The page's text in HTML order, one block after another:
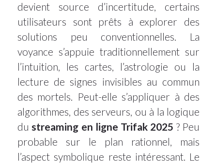
devient source d’incertitude, certains
utilisateurs sont prêts à explorer des
solutions peu conventionnelles. La
voyance s’appuie traditionnellement sur
l’intuition, les cartes, l’astrologie ou la
lecture de signes invisibles au commun
des mortels. Peut-elle s’appliquer à des
algorithmes, des serveurs, ou à la logique
dustreaming en ligne Trifak 2025 ? Peu
probable sur le plan rationnel, mais
l’aspect symbolique reste intéressant. Le